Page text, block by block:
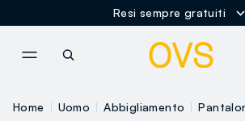
Resi sempre gratuiti
Home Uomo Abbigliamento